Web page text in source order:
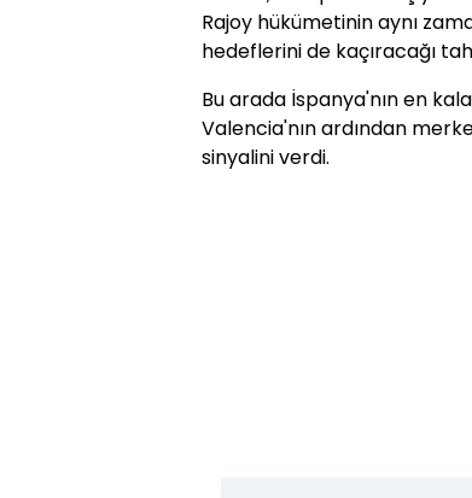
Rajoy hükümetinin aynı
hedeflerini de kaçıracağı
Bu arada İspanya'nın en
Valencia'nın ardından
sinyalini verdi.